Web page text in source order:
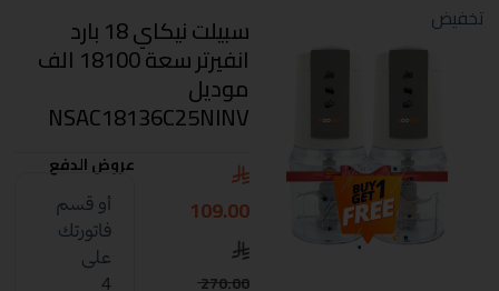
تخفيض سبيلت نيكاي 18 بارد
انفيرتر سعة 18100 الف
موديل
NSAC18136C25NINV
270.00
109.00
عروض الدفع